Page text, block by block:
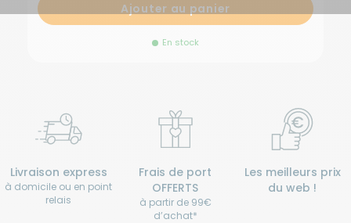
Ajouter au panier
En stock
Livraison express
à domicile ou en point
relais
Frais de port
OFFERTS
à partir de 99€
d’achat*
Les meilleurs prix
du web !